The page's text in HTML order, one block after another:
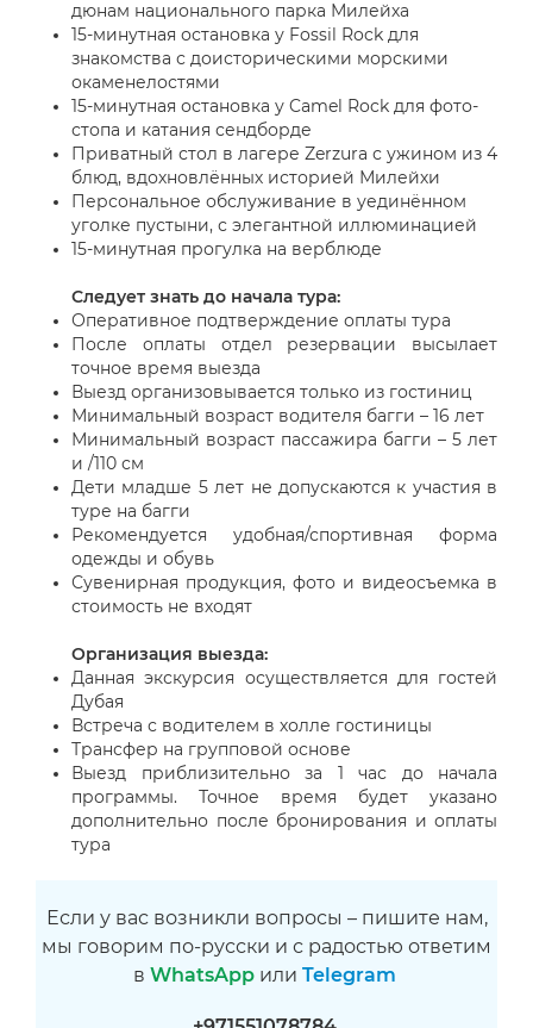
дюнам национального парка Милейха
15-минутная остановка у Fossil Rock для
знакомства с доисторическими морскими
окаменелостями
15-минутная остановка у Camel Rock для фото-
стопа и катания сендборде
Приватный стол в лагере Zerzura с ужином из 4
блюд, вдохновлённых историей Милейхи
Персональное обслуживание в уединённом
уголке пустыни, с элегантной иллюминацией
15-минутная прогулка на верблюде
Следует знать до начала тура:
Оперативное подтверждение оплаты тура
После оплаты отдел резервации высылает
точное время выезда
Выезд организовывается только из гостиниц
Минимальный возраст водителя багги – 16 лет
Минимальный возраст пассажира багги – 5 лет
и /110 см
Дети младше 5 лет не допускаются к участия в
туре на багги
Рекомендуется удобная/спортивная форма
одежды и обувь
Сувенирная продукция, фото и видеосъемка в
стоимость не входят
Организация выезда:
Данная экскурсия осуществляется для гостей
Дубая
Встреча с водителем в холле гостиницы
Трансфер на групповой основе
Выезд приблизительно за 1 час до начала
программы. Точное время будет указано
дополнительно после бронирования и оплаты
тура
Если у вас возникли вопросы – пишите нам,
мы говорим по-русски и с радостью ответим
в WhatsApp или Telegram